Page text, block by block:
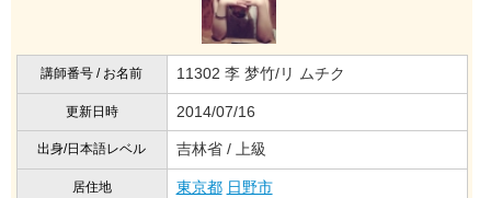
講師番号 / お名前 11302 李 梦竹/リ ムチク
更新日時 2014/07/16
出身/日本語レベル 吉林省 / 上級
居住地 東京都 日野市